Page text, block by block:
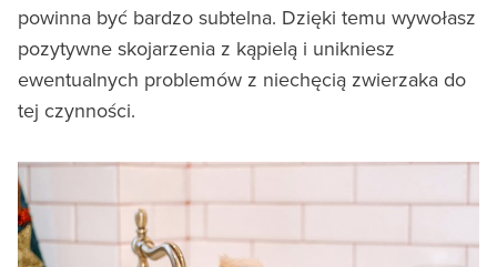
powinna być bardzo subtelna. Dzięki temu wywołasz
pozytywne skojarzenia z kąpielą i unikniesz
ewentualnych problemów z niechęcią zwierzaka do
tej czynności.